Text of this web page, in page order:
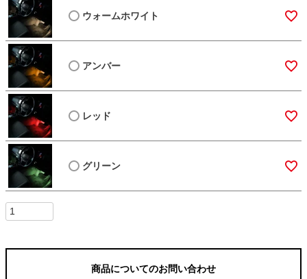
ウォームホワイト
アンバー
レッド
グリーン
商品についてのお問い合わせ